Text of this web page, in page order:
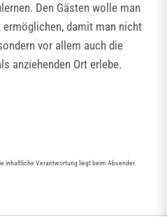
Den Gästen wolle man
damit man nicht
vor allem auch die
anziehenden Ort erlebe.
inhaltliche Verantwortung liegt beim Absender.